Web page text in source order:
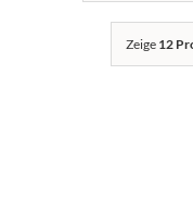
Zeige 12